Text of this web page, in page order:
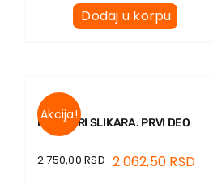
Dodaj u korpu
Akcija!
MEMOARI SLIKARA. PRVI DEO
2.750,00RSD 2.062,50 RSD